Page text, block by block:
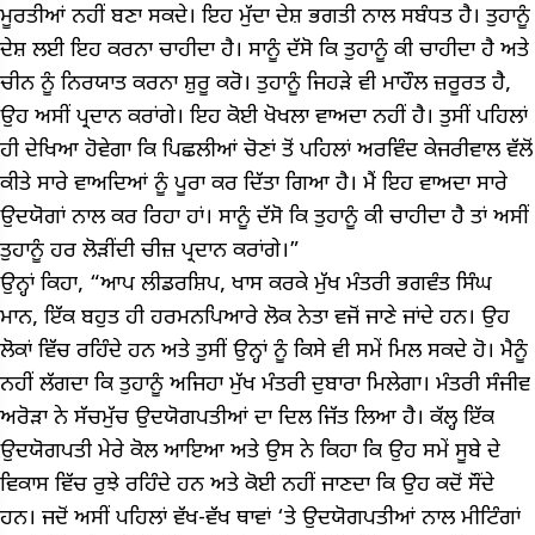
ਮੂਰਤੀਆਂ ਨਹੀਂ ਬਣਾ ਸਕਦੇ। ਇਹ ਮੁੱਦਾ ਦੇਸ਼ ਭਗਤੀ ਨਾਲ ਸਬੰਧਤ ਹੈ। ਤੁਹਾਨੂੰ
ਦੇਸ਼ ਲਈ ਇਹ ਕਰਨਾ ਚਾਹੀਦਾ ਹੈ। ਸਾਨੂੰ ਦੱਸੋ ਕਿ ਤੁਹਾਨੂੰ ਕੀ ਚਾਹੀਦਾ ਹੈ ਅਤੇ
ਚੀਨ ਨੂੰ ਨਿਰਯਾਤ ਕਰਨਾ ਸ਼ੁਰੂ ਕਰੋ। ਤੁਹਾਨੂੰ ਜਿਹੜੇ ਵੀ ਮਾਹੌਲ ਜ਼ਰੂਰਤ ਹੈ,
ਉਹ ਅਸੀਂ ਪ੍ਰਦਾਨ ਕਰਾਂਗੇ। ਇਹ ਕੋਈ ਖੋਖਲਾ ਵਾਅਦਾ ਨਹੀਂ ਹੈ। ਤੁਸੀਂ ਪਹਿਲਾਂ
ਹੀ ਦੇਖਿਆ ਹੋਵੇਗਾ ਕਿ ਪਿਛਲੀਆਂ ਚੋਣਾਂ ਤੋਂ ਪਹਿਲਾਂ ਅਰਵਿੰਦ ਕੇਜਰੀਵਾਲ ਵੱਲੋਂ
ਕੀਤੇ ਸਾਰੇ ਵਾਅਦਿਆਂ ਨੂੰ ਪੂਰਾ ਕਰ ਦਿੱਤਾ ਗਿਆ ਹੈ। ਮੈਂ ਇਹ ਵਾਅਦਾ ਸਾਰੇ
ਉਦਯੋਗਾਂ ਨਾਲ ਕਰ ਰਿਹਾ ਹਾਂ। ਸਾਨੂੰ ਦੱਸੋ ਕਿ ਤੁਹਾਨੂੰ ਕੀ ਚਾਹੀਦਾ ਹੈ ਤਾਂ ਅਸੀਂ
ਤੁਹਾਨੂੰ ਹਰ ਲੋੜੀਂਦੀ ਚੀਜ਼ ਪ੍ਰਦਾਨ ਕਰਾਂਗੇ।”
ਉਨ੍ਹਾਂ ਕਿਹਾ, “ਆਪ ਲੀਡਰਸ਼ਿਪ, ਖਾਸ ਕਰਕੇ ਮੁੱਖ ਮੰਤਰੀ ਭਗਵੰਤ ਸਿੰਘ
ਮਾਨ, ਇੱਕ ਬਹੁਤ ਹੀ ਹਰਮਨਪਿਆਰੇ ਲੋਕ ਨੇਤਾ ਵਜੋਂ ਜਾਣੇ ਜਾਂਦੇ ਹਨ। ਉਹ
ਲੋਕਾਂ ਵਿੱਚ ਰਹਿੰਦੇ ਹਨ ਅਤੇ ਤੁਸੀਂ ਉਨ੍ਹਾਂ ਨੂੰ ਕਿਸੇ ਵੀ ਸਮੇਂ ਮਿਲ ਸਕਦੇ ਹੋ। ਮੈਨੂੰ
ਨਹੀਂ ਲੱਗਦਾ ਕਿ ਤੁਹਾਨੂੰ ਅਜਿਹਾ ਮੁੱਖ ਮੰਤਰੀ ਦੁਬਾਰਾ ਮਿਲੇਗਾ। ਮੰਤਰੀ ਸੰਜੀਵ
ਅਰੋੜਾ ਨੇ ਸੱਚਮੁੱਚ ਉਦਯੋਗਪਤੀਆਂ ਦਾ ਦਿਲ ਜਿੱਤ ਲਿਆ ਹੈ। ਕੱਲ੍ਹ ਇੱਕ
ਉਦਯੋਗਪਤੀ ਮੇਰੇ ਕੋਲ ਆਇਆ ਅਤੇ ਉਸ ਨੇ ਕਿਹਾ ਕਿ ਉਹ ਸਮੇਂ ਸੂਬੇ ਦੇ
ਵਿਕਾਸ ਵਿੱਚ ਰੁਝੇ ਰਹਿੰਦੇ ਹਨ ਅਤੇ ਕੋਈ ਨਹੀਂ ਜਾਣਦਾ ਕਿ ਉਹ ਕਦੋਂ ਸੌਂਦੇ
ਹਨ। ਜਦੋਂ ਅਸੀਂ ਪਹਿਲਾਂ ਵੱਖ-ਵੱਖ ਥਾਵਾਂ ‘ਤੇ ਉਦਯੋਗਪਤੀਆਂ ਨਾਲ ਮੀਟਿੰਗਾਂ